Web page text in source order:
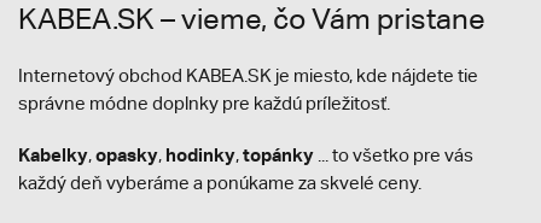
KABEA.SK – vieme, čo Vám pristane
Internetový obchod KABEA.SK je miesto, kde nájdete tie
správne módne doplnky pre každú príležitosť.
Kabelky,opasky, hodinky,topánky ... to všetko pre vás
každý deň vyberáme a ponúkame za skvelé ceny.